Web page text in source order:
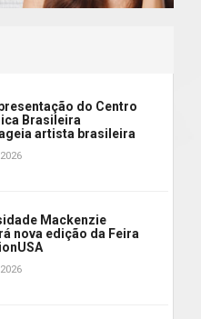
do Centro
Brasileira
artista brasileira
Mackenzie
nova edição da Feira